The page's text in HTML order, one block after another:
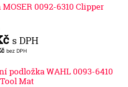
0092-6310 Clipper
s DPH
bez DPH
podložka WAHL 0093-6410
Mat